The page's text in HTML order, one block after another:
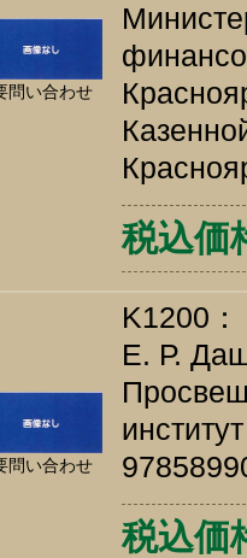
問い合わせ
税込価
問い合わせ
K1200：
Е. Р.
税込